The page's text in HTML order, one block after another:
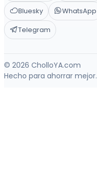
Bluesky
WhatsApp
Telegram
© 2026 CholloYA.com
Hecho para ahorrar mejor.